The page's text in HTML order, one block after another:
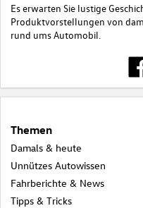
Es erwarten Sie lustige
Produktvorstellungen von
rund ums Automobil.
Themen
Damals & heute
Unnützes Autowissen
Fahrberichte & News
Tipps & Tricks